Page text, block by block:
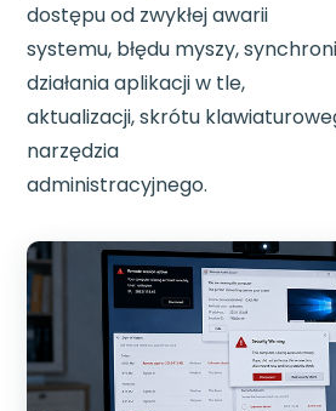
dostępu od zwykłej awarii
systemu, błędu myszy,
działania aplikacji w tle,
aktualizacji, skrótu
narzędzia
administracyjnego.